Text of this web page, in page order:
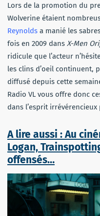
Lors de la promotion du
Wolverine étaient
Reynolds a manié les
fois en 2009 dans X-Men
ridicule que l’acteur
les clins d’oeil continuent,
diffusé depuis cette
Radio VL vous offre donc
dans l’esprit
A lire aussi : Au
Logan,
offensés…